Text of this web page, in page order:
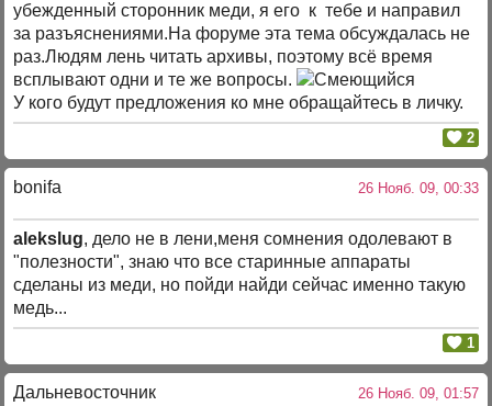
убежденный сторонник меди, я его к тебе и направил
за разъяснениями.На форуме эта тема обсуждалась не
раз.Людям лень читать архивы, поэтому всё время
всплывают одни и те же вопросы.
У кого будут предложения ко мне обращайтесь в личку.
2
bonifa 26 Нояб. 09, 00:33
alekslug, дело не в лени,меня сомнения одолевают в
"полезности", знаю что все старинные аппараты
сделаны из меди, но пойди найди сейчас именно такую
медь...
1
Дальневосточник 26 Нояб. 09, 01:57